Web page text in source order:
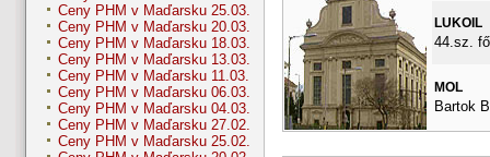
Ceny PHM v Maďarsku 25.03.
Ceny PHM v Maďarsku 20.03.
Ceny PHM v Maďarsku 18.03.
Ceny PHM v Maďarsku 13.03.
Ceny PHM v Maďarsku 11.03.
Ceny PHM v Maďarsku 06.03.
Ceny PHM v Maďarsku 04.03.
Ceny PHM v Maďarsku 27.02.
Ceny PHM v Maďarsku 25.02.
LUKOIL
44.sz.
MOL
Bartok